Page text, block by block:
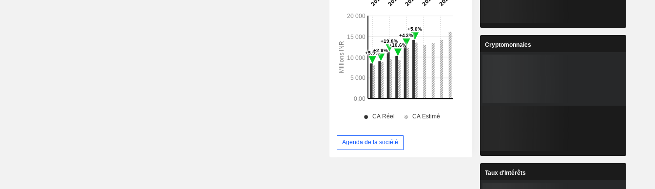
Agenda de la société
Cryptomonnaies
Taux d'Intérêts